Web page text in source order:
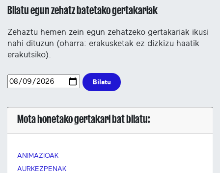
Bilatu egun zehatz batetako gertakariak
Zehaztu hemen zein egun zehatzeko gertakariak ikusi
nahi dituzun (oharra: erakusketak ez dizkizu haatik
erakutsiko).
Bilatu
Mota honetako gertakari bat bilatu:
ANIMAZIOAK
AURKEZPENAK